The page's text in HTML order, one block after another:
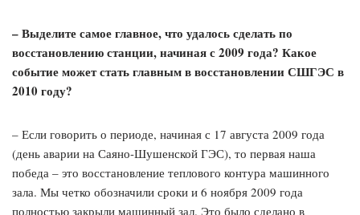
– Выделите самое главное, что удалось сделать по
восстановлению станции, начиная с 2009 года? Какое
событие может стать главным в восстановлении СШГЭС в
2010 году?
– Если говорить о периоде, начиная с 17 августа 2009 года
(день аварии на Саяно-Шушенской ГЭС), то первая наша
победа – это восстановление теплового контура машинного
зала. Мы четко обозначили сроки и 6 ноября 2009 года
полностью закрыли машинный зал. Это было сделано в